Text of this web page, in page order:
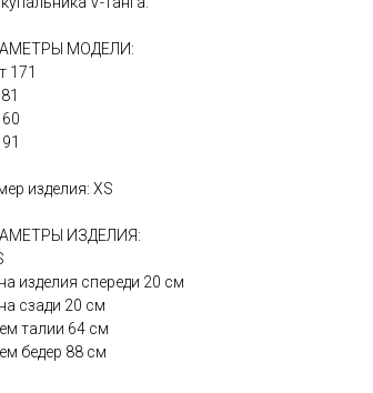
МОДЕЛИ:
171
изделия: XS
ИЗДЕЛИЯ:
изделия спереди 20 см
сзади 20 см
талии 64 см
бедер 88 см